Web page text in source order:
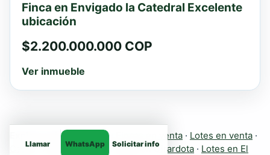
Finca en Envigado la Catedral Excelente
ubicación
$2.200.000.000 COP
Ver inmueble
Llamar WhatsApp Solicitar info
Explora más inmuebles: Fincas en venta · Lotes en venta ·
Casas·Apartamentos· Fincas en Girardota · Lotes en El